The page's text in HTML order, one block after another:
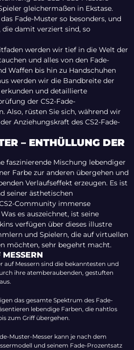
gleichermaßen in Ekstase.
Fade-Muster so besonders, und
damit verziert sind, so
werden wir tief in die Welt der
und alles von den Fade-
Waffen bis hin zu Handschuhen
werden wir die Bandbreite der
und detaillierte
der CS2-Fade-
Also, rüsten Sie sich, während wir
Anziehungskraft des CS2-Fade-
– ENTHÜLLUNG DER
faszinierende Mischung lebendiger
Farbe zur anderen übergehen und
Verlaufseffekt erzeugen. Es ist
seiner ästhetischen
Community immense
es auszeichnet, ist seine
verfügen über dieses illustre
und Spielern, die auf virtuellen
möchten, sehr begehrt macht.
auf Messern sind die bekanntesten und
ihre atemberaubenden, gestuften
das gesamte Spektrum des Fade-
lebendige Farben, die nahtlos
zum Griff übergehen.
Muster-Messer kann je nach dem
und seinem Fade-Prozentsatz